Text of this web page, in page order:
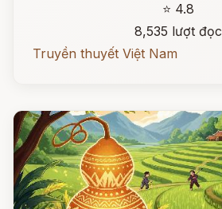
⭐ 4.8
8,535 lượt đọc
Truyền thuyết Việt Nam